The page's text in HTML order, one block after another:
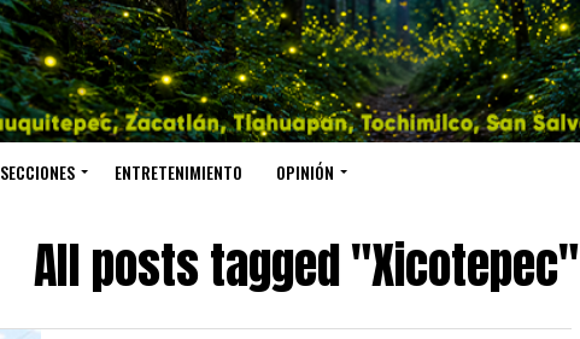
SECCIONES ENTRETENIMIENTO OPINIÓN
All posts tagged "Xicotepec"